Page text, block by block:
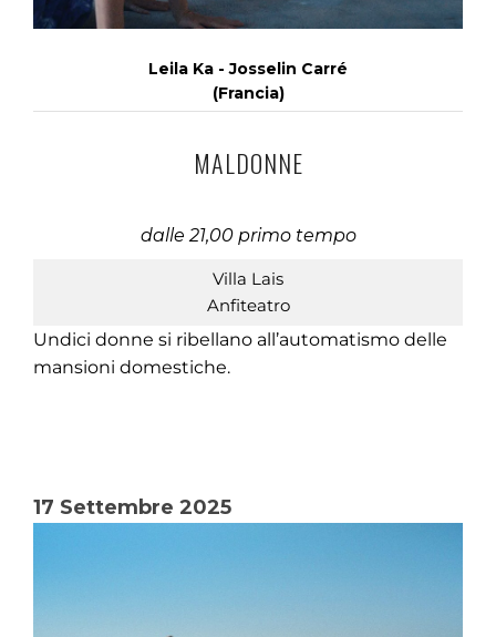
Leila Ka - Josselin Carré
(Francia)
MALDONNE
dalle 21,00 primo tempo
Villa Lais
Anfiteatro
Undici donne si ribellano all’automatismo delle
mansioni domestiche.
17 Settembre 2025